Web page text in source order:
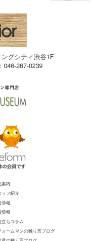
グシティ渋谷1F
046-267-0239
案内
ッフ紹介
情報
情報
立ちコラム
ォームマンの独り言ブログ